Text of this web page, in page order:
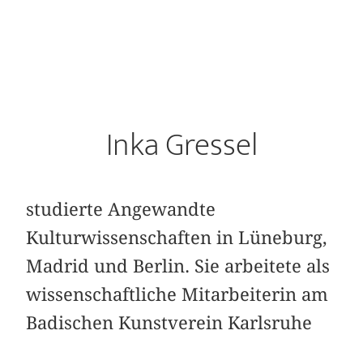
Inka Gressel
studierte Angewandte
Kulturwissenschaften in Lüneburg,
Madrid und Berlin. Sie arbeitete als
wissenschaftliche Mitarbeiterin am
Badischen Kunstverein Karlsruhe